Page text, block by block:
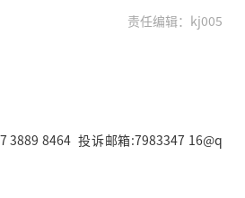
责任编辑：kj005
3889 8464 投诉邮箱:7983347 16@q